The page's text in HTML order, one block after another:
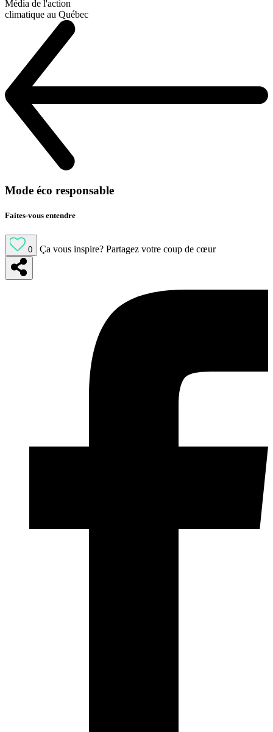
Média de l'action
climatique au Québec
Mode éco responsable
Faites-vous entendre
0 Ça vous inspire? Partagez votre coup de cœur